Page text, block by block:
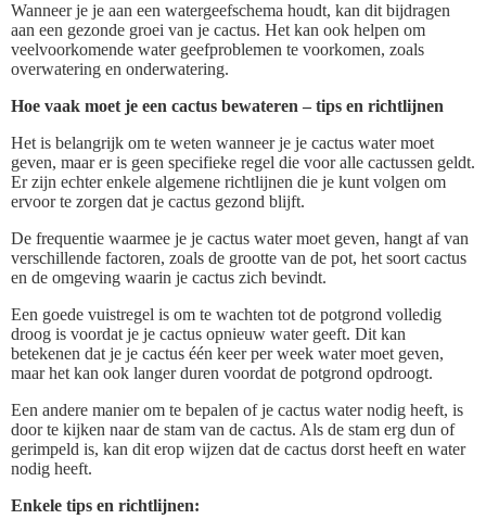
Wanneer je je aan een watergeefschema houdt, kan dit bijdragen
aan een gezonde groei van je cactus. Het kan ook helpen om
veelvoorkomende water geefproblemen te voorkomen, zoals
overwatering en onderwatering.
Hoe vaak moet je een cactus bewateren – tips en richtlijnen
Het is belangrijk om te weten wanneer je je cactus water moet
geven, maar er is geen specifieke regel die voor alle cactussen geldt.
Er zijn echter enkele algemene richtlijnen die je kunt volgen om
ervoor te zorgen dat je cactus gezond blijft.
De frequentie waarmee je je cactus water moet geven, hangt af van
verschillende factoren, zoals de grootte van de pot, het soort cactus
en de omgeving waarin je cactus zich bevindt.
Een goede vuistregel is om te wachten tot de potgrond volledig
droog is voordat je je cactus opnieuw water geeft. Dit kan
betekenen dat je je cactus één keer per week water moet geven,
maar het kan ook langer duren voordat de potgrond opdroogt.
Een andere manier om te bepalen of je cactus water nodig heeft, is
door te kijken naar de stam van de cactus. Als de stam erg dun of
gerimpeld is, kan dit erop wijzen dat de cactus dorst heeft en water
nodig heeft.
Enkele tips en richtlijnen: